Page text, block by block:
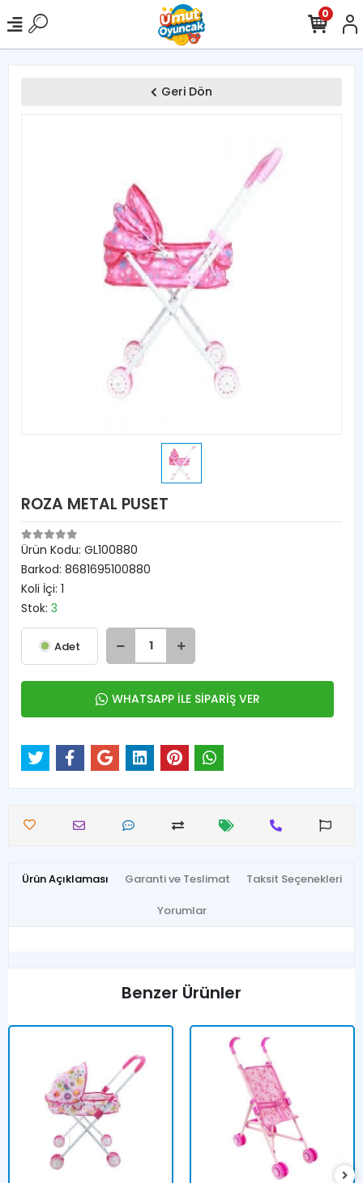
0
Geri Dön
ROZA METAL PUSET
Ürün Kodu: GL100880
Barkod: 8681695100880
Koli İçi: 1
Stok: 3
Adet
WHATSAPP İLE SİPARİŞ VER
Ürün Açıklaması Garanti ve Teslimat Taksit Seçenekleri
Yorumlar
Benzer Ürünler